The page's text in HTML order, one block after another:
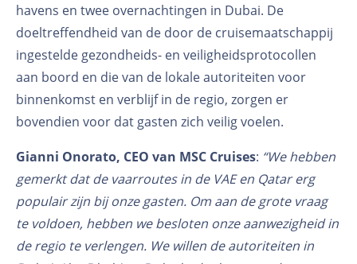
havens en twee overnachtingen in Dubai. De
doeltreffendheid van de door de cruisemaatschappij
ingestelde gezondheids- en veiligheidsprotocollen
aan boord en die van de lokale autoriteiten voor
binnenkomst en verblijf in de regio, zorgen er
bovendien voor dat gasten zich veilig voelen.
Gianni Onorato, CEO van MSC Cruises: “We hebben
gemerkt dat de vaarroutes in de VAE en Qatar erg
populair zijn bij onze gasten. Om aan de grote vraag
te voldoen, hebben we besloten onze aanwezigheid in
de regio te verlengen. We willen de autoriteiten in